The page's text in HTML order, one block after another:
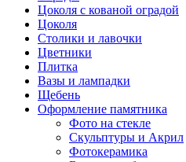
Цоколя с кованой оградой
Цоколя
Столики и лавочки
Цветники
Плитка
Вазы и лампадки
Щебень
Оформление памятника
Фото на стекле
Скульптуры и Акрил
Фотокерамика